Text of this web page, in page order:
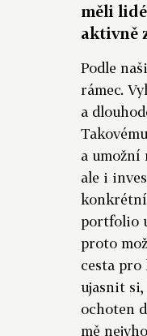
měli
aktivně
Podle
rámec.
a
a umožní
ale i
konkrétní
portfolio
proto
cesta
ujasnit
ochoten
mě